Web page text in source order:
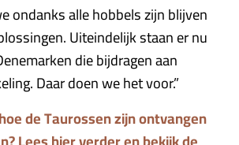
ondanks alle hobbels zijn blijven
Uiteindelijk staan er nu
die bijdragen aan
Daar doen we het voor.”
de Taurossen zijn ontvangen